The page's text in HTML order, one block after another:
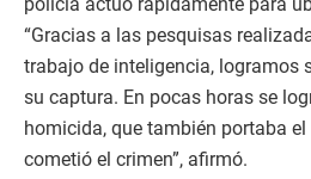
“Gracias a las pesquisas
trabajo de inteligencia, logramos
su captura. En pocas horas se
homicida, que también portaba
cometió el crimen”, afirmó.